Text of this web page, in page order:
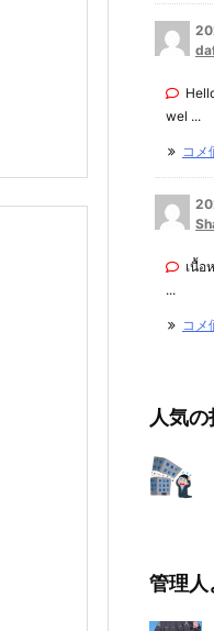
wel ...
コメ
เนื้อ
...
コメ
人気
管理人